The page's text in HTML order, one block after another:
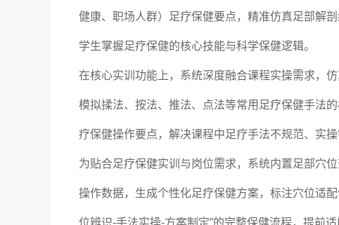
健康、职场人群）足疗保健要点，精准仿真足部解
学生掌握足疗保健的核心技能与科学保健逻辑。
在核心实训功能上，系统深度融合课程实操需求，
模拟揉法、按法、推法、点法等常用足疗保健手法
疗保健操作要点，解决课程中足疗手法不规范、实
为贴合足疗保健实训与岗位需求，系统内置足部穴
操作数据，生成个性化足疗保健方案，标注穴位适
位辨识-手法实操-方案制定”的完整保健流程，提前